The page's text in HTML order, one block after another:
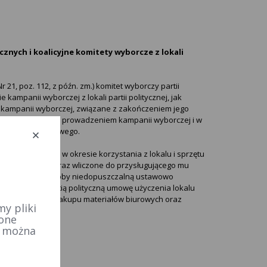
i koalicyjne komitety wyborcze z lokali
21, poz. 112, z późn. zm.) komitet wyborczy partii
kampanii wyborczej z lokali partii politycznej, jak
wyborczej, związane z zakończeniem jego
związane z prowadzeniem kampanii wyborczej i w
sprzętu biurowego.
za media w okresie korzystania z lokalu i sprzętu
wyborczego oraz wliczone do przysługującego mu
stanowiłoby niedopuszczalną ustawowo
zawrzeć z partią polityczną umowę użyczenia lokalu
koszty zakupu materiałów biurowych oraz
pliki